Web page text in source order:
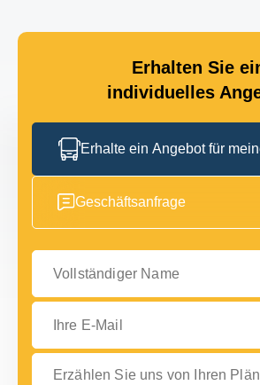
Erhalten Sie
individuelles
Erhalte ein Angebot für
Geschäftsanfrage
Vollständiger Name
Ihre E-Mail
Erzählen Sie uns von Ihren Plänen